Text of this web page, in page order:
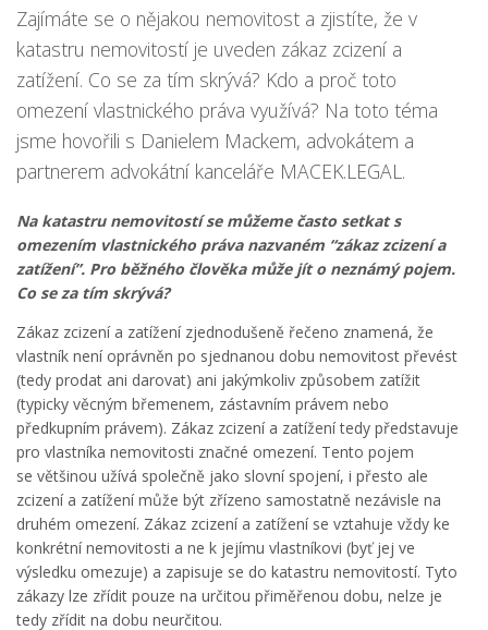
Zajímáte se o nějakou nemovitost a zjistíte, že v
katastru nemovitostí je uveden zákaz zcizení a
zatížení. Co se za tím skrývá? Kdo a proč toto
omezení vlastnického práva využívá? Na toto téma
jsme hovořili s Danielem Mackem, advokátem a
partnerem advokátní kanceláře MACEK.LEGAL.
Na katastru nemovitostí se můžeme často setkat s
omezením vlastnického práva nazvaném “zákaz zcizení a
zatížení”. Pro běžného člověka může jít o neznámý pojem.
Co se za tím skrývá?
Zákaz zcizení a zatížení zjednodušeně řečeno znamená, že
vlastník není oprávněn po sjednanou dobu nemovitost převést
(tedy prodat ani darovat) ani jakýmkoliv způsobem zatížit
(typicky věcným břemenem, zástavním právem nebo
předkupním právem). Zákaz zcizení a zatížení tedy představuje
pro vlastníka nemovitosti značné omezení. Tento pojem
se většinou užívá společně jako slovní spojení, i přesto ale
zcizení a zatížení může být zřízeno samostatně nezávisle na
druhém omezení. Zákaz zcizení a zatížení se vztahuje vždy ke
konkrétní nemovitosti a ne k jejímu vlastníkovi (byť jej ve
výsledku omezuje) a zapisuje se do katastru nemovitostí. Tyto
zákazy lze zřídit pouze na určitou přiměřenou dobu, nelze je
tedy zřídit na dobu neurčitou.